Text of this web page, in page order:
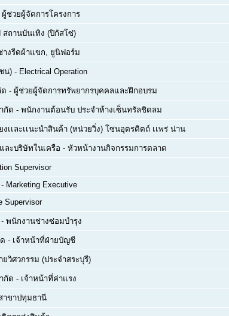
ผู้ช่วยผู้จัดการโครงการ
สถานบันเทิง (ปิกัสโซ่)
างรีดผ้าแขก, ยูนิฟอร์ม
น) - Electrical Operation
- ผู้ช่วยผู้จัดการทรัพยากรบุคคลและฝึกอบรม
กัด - พนักงานต้อนรับ ประจำห้างเซ็นทรัลชิดลม
งเเละเเนะนำสินค้า (หน่วยวิ่ง) โซนอุตรดิตถ์ เเพร่ น่าน
ละบริษัทในเครือ - หัวหน้างานกิจกรรมการตลาด
Supervisor
Marketing Executive
Supervisor
พนักงานช่างซ่อมบำรุง
- เจ้าหน้าที่ฝ่ายบัญชี
วิศวกรรม (ประจำสระบุรี)
กัด - เจ้าหน้าที่ค่าแรง
าขาปทุมธานี